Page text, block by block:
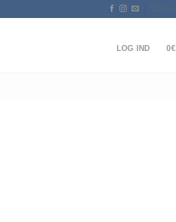
Dansk
LOG IND 0€